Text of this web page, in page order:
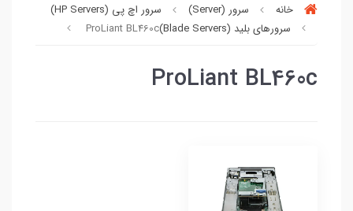
خانه سرور (Server)
سرور اچ پی (HP Servers)
سرورهای بلید (Blade Servers)
ProLiant BL460c
ProLiant BL460c